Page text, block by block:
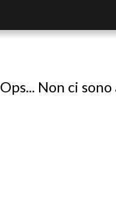
Ops... Non ci